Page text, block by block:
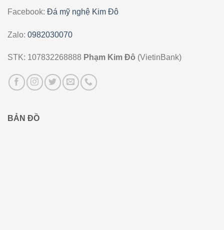
Facebook: Đá mỹ nghệ Kim Đô
Zalo: 0982030070
STK: 107832268888 Phạm Kim Đô (VietinBank)
BẢN ĐỒ